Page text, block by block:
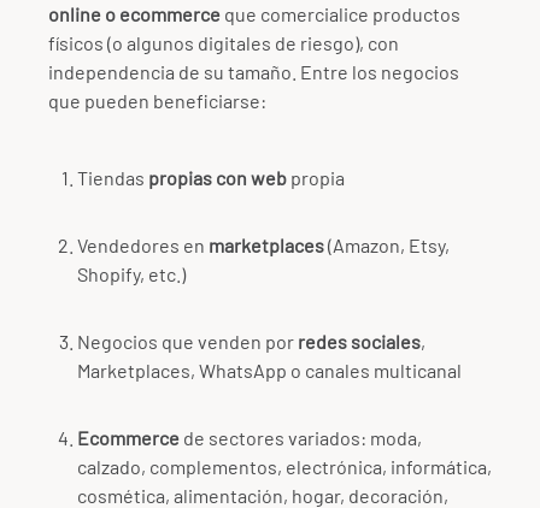
online o ecommerce que comercialice productos
físicos (o algunos digitales de riesgo), con
independencia de su tamaño. Entre los negocios
que pueden beneficiarse:
Tiendas propias con web propia
Vendedores en marketplaces(Amazon, Etsy,
Shopify, etc.)
Negocios que venden por redes sociales,
Marketplaces, WhatsApp o canales multicanal
Ecommerce de sectores variados: moda,
calzado, complementos, electrónica, informática,
cosmética, alimentación, hogar, decoración,